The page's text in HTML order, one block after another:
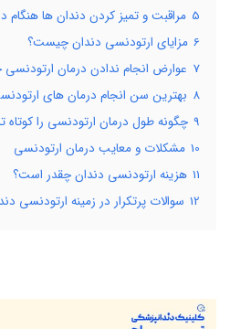
5 مراقبت و تمیز کردن دندان ‌ها هنگام
6 مزایای ارتودنسی دندان چیست؟
7 عوارض انجام ندادن درمان
8 بهترین سن انجام درمان های
9 چگونه طول درمان ارتودنسی را کوتاه
10 مشکلات و معایب درمان ارتودنسی
11 هزینه ارتودنسی دندان چقدر است؟
12 سوالات پرتکرار در زمینه ارتودنسی